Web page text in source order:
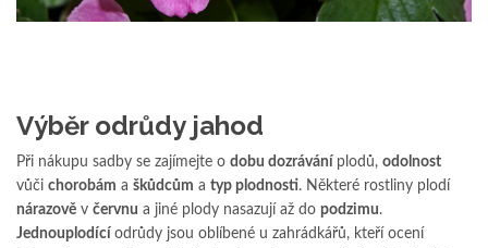
Výběr odrůdy jahod
Při nákupu sadby se zajímejte o dobu dozrávání plodů, odolnost
vůči chorobám a škůdcům a typ plodnosti. Některé rostliny plodí
nárazově v červnu a jiné plody nasazují až do podzimu.
Jednouplodící odrůdy jsou oblíbené u zahrádkářů, kteří ocení